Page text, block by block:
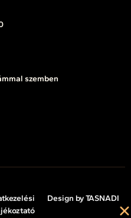
szemben
Design by TASNADI